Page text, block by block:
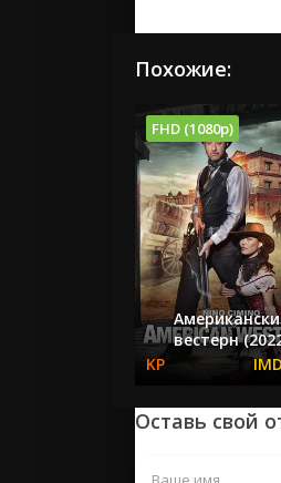
Похожие:
FHD (1080p)
вестерн
Оставь свой